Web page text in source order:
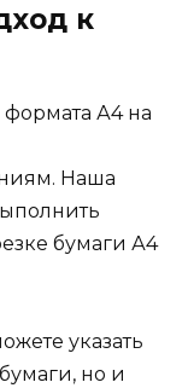
к
А4 на
Наша
бумаги А4
указать
но и